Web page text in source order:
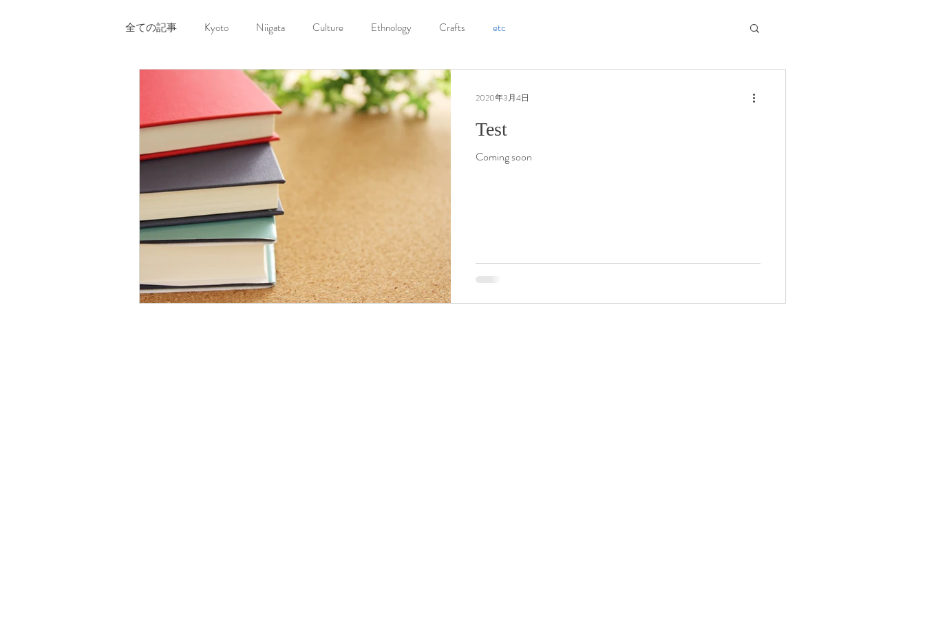
全ての記事 Kyoto Niigata Culture Ethnology Crafts etc
Test
Coming soon
2020年3月4日